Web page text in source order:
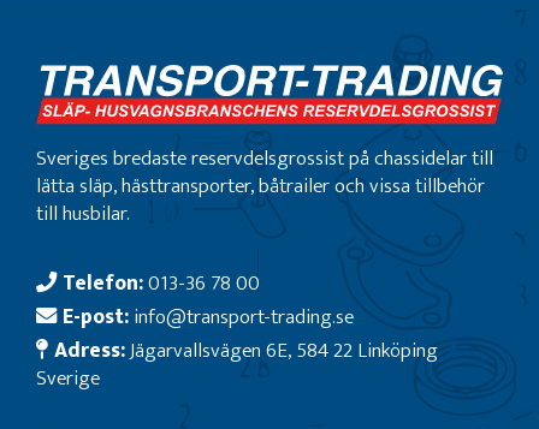
Sveriges bredaste reservdelsgrossist på chassidelar till
lätta släp, hästtransporter, båtrailer och vissa tillbehör
till husbilar.
Telefon:013-36 78 00
E-post:info@transport-trading.se
Adress:Jägarvallsvägen 6E, 584 22 Linköping
Sverige